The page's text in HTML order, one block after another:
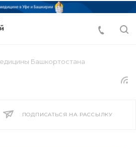
Башкортостана
ПОДПИСАТЬСЯ НА РАССЫЛКУ